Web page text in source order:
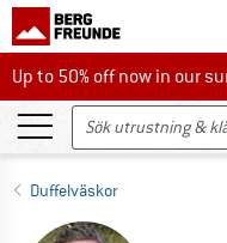
Up to 50% off now in our
Up to 50% off now in our
Duffelväskor